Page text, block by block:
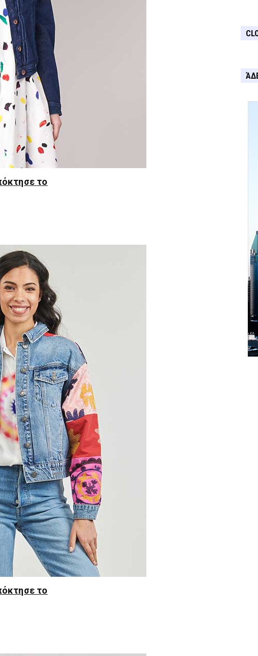
το
το